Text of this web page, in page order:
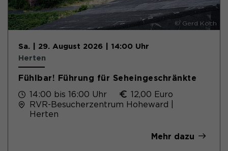
© Gerd Koch
Sa. | 29. August 2026 | 14:00 Uhr
Herten
Fühlbar! Führung für Seheingeschränkte
14:00 bis 16:00 Uhr
12,00 Euro
RVR-Besucherzentrum Hoheward |
Herten
Mehr dazu